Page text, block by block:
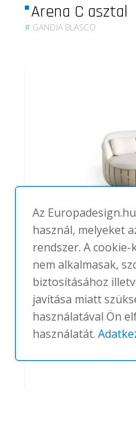
Arena C asztal
# GANDIA BLASCO
Arena 2 üléses
GANDIA BLASCO
Az
használ, melyeket
rendszer. A
nem alkalmasak,
biztosításához
javítása miatt
használatával Ön
használatát.